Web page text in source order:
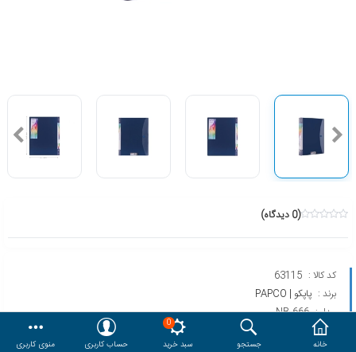
مقایسه محصولات مورد علاقه
دسترسی کاربری حساب کاربری
خانه جستجو
0
سبد خرید
حساب کاربری منوی کاربری
(0 دیدگاه)
کد کالا :
برند : پاپکو | PAPCO
مدل : NB-666